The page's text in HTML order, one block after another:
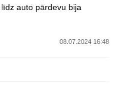
auto pārdevu bija
08.07.2024 16:48